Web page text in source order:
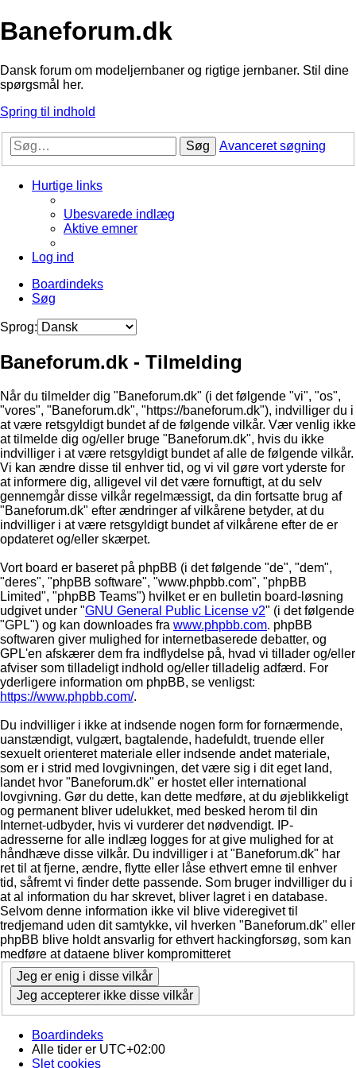
Baneforum.dk
Dansk forum om modeljernbaner og rigtige jernbaner. Stil dine
spørgsmål her.
Spring til indhold
Søg Avanceret søgning
Hurtige links
Ubesvarede indlæg
Aktive emner
Log ind
Boardindeks
Søg
Sprog:
Baneforum.dk - Tilmelding
Når du tilmelder dig "Baneforum.dk" (i det følgende "vi", "os",
"vores", "Baneforum.dk", "https://baneforum.dk"), indvilliger du i
at være retsgyldigt bundet af de følgende vilkår. Vær venlig ikke
at tilmelde dig og/eller bruge "Baneforum.dk", hvis du ikke
indvilliger i at være retsgyldigt bundet af alle de følgende vilkår.
Vi kan ændre disse til enhver tid, og vi vil gøre vort yderste for
at informere dig, alligevel vil det være fornuftigt, at du selv
gennemgår disse vilkår regelmæssigt, da din fortsatte brug af
"Baneforum.dk" efter ændringer af vilkårene betyder, at du
indvilliger i at være retsgyldigt bundet af vilkårene efter de er
opdateret og/eller skærpet.
Vort board er baseret på phpBB (i det følgende "de", "dem",
"deres", "phpBB software", "www.phpbb.com", "phpBB
Limited", "phpBB Teams") hvilket er en bulletin board-løsning
udgivet under "GNU General Public License v2" (i det følgende
"GPL") og kan downloades fra www.phpbb.com. phpBB
softwaren giver mulighed for internetbaserede debatter, og
GPL'en afskærer dem fra indflydelse på, hvad vi tillader og/eller
afviser som tilladeligt indhold og/eller tilladelig adfærd. For
yderligere information om phpBB, se venligst:
https://www.phpbb.com/.
Du indvilliger i ikke at indsende nogen form for fornærmende,
uanstændigt, vulgært, bagtalende, hadefuldt, truende eller
sexuelt orienteret materiale eller indsende andet materiale,
som er i strid med lovgivningen, det være sig i dit eget land,
landet hvor "Baneforum.dk" er hostet eller international
lovgivning. Gør du dette, kan dette medføre, at du øjeblikkeligt
og permanent bliver udelukket, med besked herom til din
Internet-udbyder, hvis vi vurderer det nødvendigt. IP-
adresserne for alle indlæg logges for at give mulighed for at
håndhæve disse vilkår. Du indvilliger i at "Baneforum.dk" har
ret til at fjerne, ændre, flytte eller låse ethvert emne til enhver
tid, såfremt vi finder dette passende. Som bruger indvilliger du i
at al information du har skrevet, bliver lagret i en database.
Selvom denne information ikke vil blive videregivet til
tredjemand uden dit samtykke, vil hverken "Baneforum.dk" eller
phpBB blive holdt ansvarlig for ethvert hackingforsøg, som kan
medføre at dataene bliver kompromitteret
Boardindeks
Alle tider er UTC+02:00
Slet cookies